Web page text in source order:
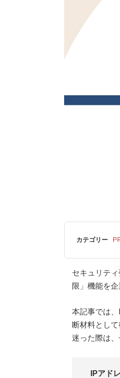
カテゴリー
セキュリテ
限」機能を
本記事では
断材料とし
迷った際は、
IPアド